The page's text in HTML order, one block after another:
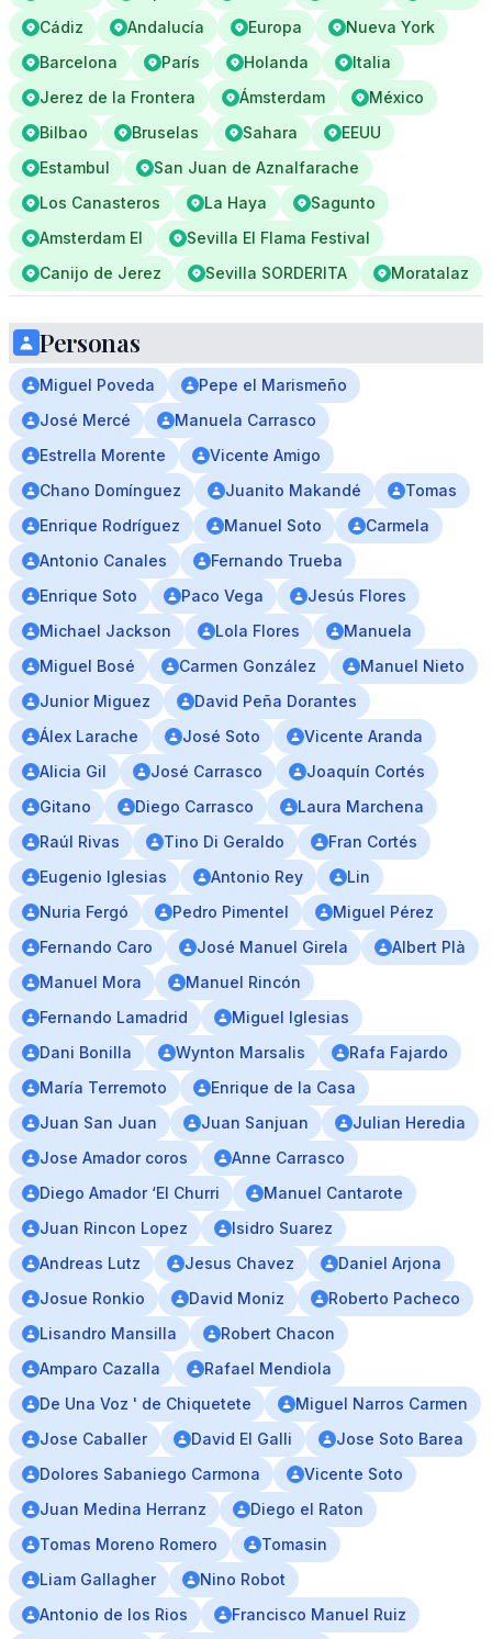
Cádiz
Andalucía Europa
Nueva York
Barcelona
París Holanda
Italia
Jerez de la Frontera
Ámsterdam
México
Bilbao
Bruselas Sahara
EEUU
Estambul
San Juan de Aznalfarache
Los Canasteros
La Haya
Sagunto
Amsterdam El
Sevilla El Flama Festival
Canijo de Jerez
Sevilla SORDERITA Moratalaz
Personas
Miguel Poveda
Pepe el Marismeño
José Mercé
Manuela Carrasco
Estrella Morente
Vicente Amigo
Chano Domínguez
Juanito Makandé
Tomas
Enrique Rodríguez
Manuel Soto
Carmela
Antonio Canales
Fernando Trueba
Enrique Soto
Paco Vega
Jesús Flores
Michael Jackson
Lola Flores
Manuela
Miguel Bosé
Carmen González
Manuel Nieto
Junior Miguez
David Peña Dorantes
Álex Larache
José Soto
Vicente Aranda
Alicia Gil
José Carrasco
Joaquín Cortés
Gitano
Diego Carrasco
Laura Marchena
Raúl Rivas
Tino Di Geraldo
Fran Cortés
Eugenio Iglesias
Antonio Rey
Lin
Nuria Fergó
Pedro Pimentel
Miguel Pérez
Fernando Caro
José Manuel Girela
Albert Plà
Manuel Mora
Manuel Rincón
Fernando Lamadrid
Miguel Iglesias
Dani Bonilla
Wynton Marsalis
Rafa Fajardo
María Terremoto
Enrique de la Casa
Juan San Juan
Juan Sanjuan
Julian Heredia
Jose Amador coros
Anne Carrasco
Diego Amador ‘El Churri
Manuel Cantarote
Juan Rincon Lopez
Isidro Suarez
Andreas Lutz
Jesus Chavez
Daniel Arjona
Josue Ronkio
David Moniz
Roberto Pacheco
Lisandro Mansilla
Robert Chacon
Amparo Cazalla
Rafael Mendiola
De Una Voz ' de Chiquetete
Miguel Narros Carmen
Jose Caballer
David El Galli
Jose Soto Barea
Dolores Sabaniego Carmona
Vicente Soto
Juan Medina Herranz
Diego el Raton
Tomas Moreno Romero
Tomasin
Liam Gallagher
Nino Robot
Antonio de los Rios
Francisco Manuel Ruiz